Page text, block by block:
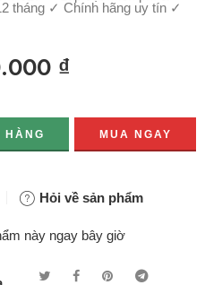
tháng ✓ Chính hãng uy tín ✓
₫
HÀNG MUA NGAY
Hỏi về sản phẩm
này ngay bây giờ